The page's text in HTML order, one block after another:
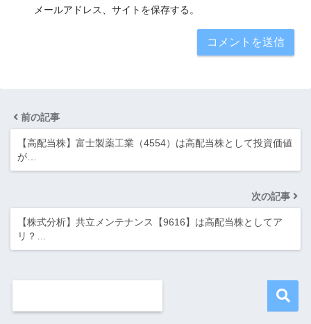
メールアドレス、サイトを保存する。
前の記事
【高配当株】富士製薬工業（4554）は高配当株として投資価値
が…
次の記事
【株式分析】共立メンテナンス【9616】は高配当株としてア
リ？…